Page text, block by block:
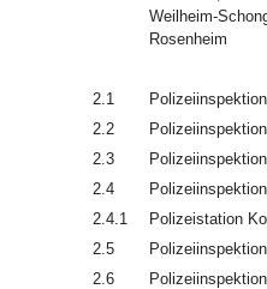
Weilheim-
Rosenheim
2.1
2.2
2.3
2.4
2.4.1
Polizeistation
2.5
2.6